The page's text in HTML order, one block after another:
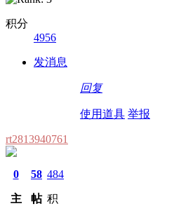
积分
4956
发消息
回复
使用道具 举报
rt2813940761
0
主
58
帖
484
积